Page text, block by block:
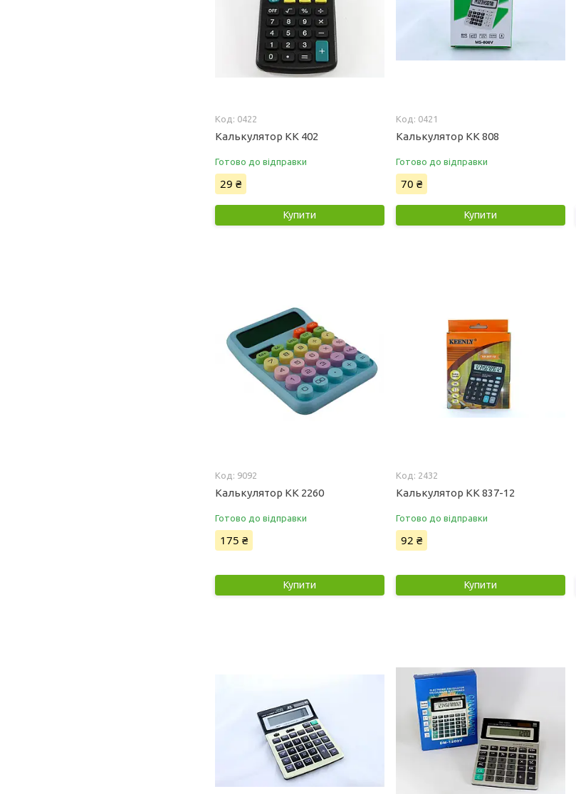
0422
Калькулятор KK 402
Готово до відправки
29 ₴
Купити
0421
Калькулятор KK 808
Готово до відправки
70 ₴
Купити
9092
Калькулятор KK 2260
Готово до відправки
175 ₴
Купити
2432
Калькулятор KK 837-12
Готово до відправки
92 ₴
Купити